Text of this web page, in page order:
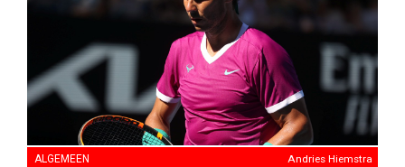
ALGEMEEN Andries Hiemstra